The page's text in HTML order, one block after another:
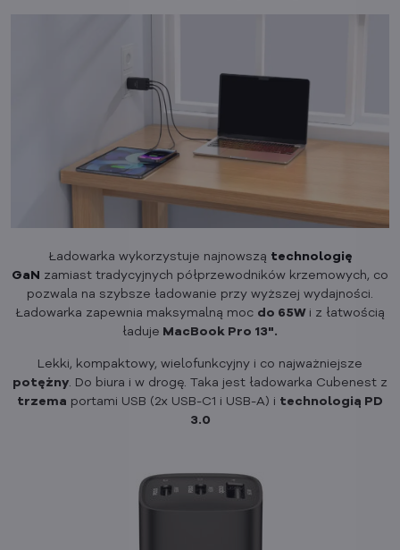
Ładowarka wykorzystuje najnowszą technologię
GaN zamiast tradycyjnych półprzewodników krzemowych, co
pozwala na szybsze ładowanie przy wyższej wydajności.
Ładowarka zapewnia maksymalną moc do 65W i z łatwością
ładuje MacBook Pro 13".
Lekki, kompaktowy, wielofunkcyjny i co najważniejsze
potężny . Do biura i w drogę. Taka jest ładowarka Cubenest z
trzema portami USB (2x USB-C1 i USB-A) i technologią PD
3.0